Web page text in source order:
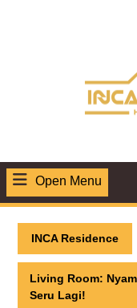
Open Menu
INCA Residence
Living Room:
Seru Lagi!